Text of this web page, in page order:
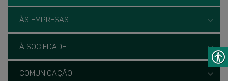
ÀS EMPRESAS
À SOCIEDADE
COMUNICAÇÃO